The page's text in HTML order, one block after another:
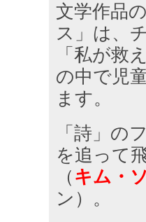
文学作品
ス」は、
「私が救
の中で児
ます。
「詩」の
を追って
（ キム・
ン）。